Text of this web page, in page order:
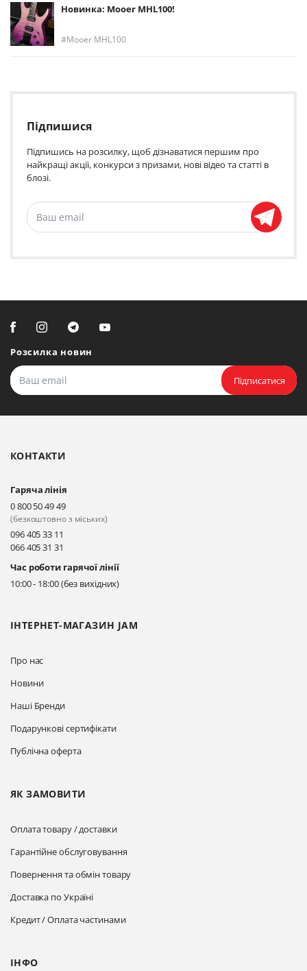
Новинка: Mooer MHL100!
Mooer MHL100
Підпишися
Підпишись на розсилку, щоб дізнаватися першим про
найкращі акції, конкурси з призами, нові відео та статті в
блозі.
Розсилка новин
Підписатися
ІНТЕРНЕТ-МАГАЗИН JAM
Про нас
Новини
Наші Бренди
Подарункові сертифікати
Публічна оферта
ЯК ЗАМОВИТИ
Оплата товару / доставки
Гарантійне обслуговування
Повернення та обмін товару
Доставка по Україні
Кредит / Оплата частинами
ІНФО
КОНТАКТИ
Гаряча лінія
0 800 50 49 49
(безкоштовно з міських)
096 405 33 11
066 405 31 31
Час роботи гарячої лінії
10:00 - 18:00 (без вихідних)